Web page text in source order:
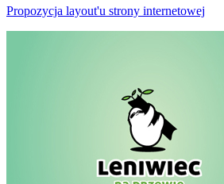
Propozycja layout'u strony internetowej